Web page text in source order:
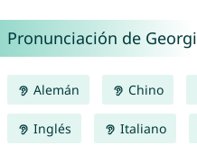
Pronunciación de Georgi
Alemán Chino
Inglés Italiano